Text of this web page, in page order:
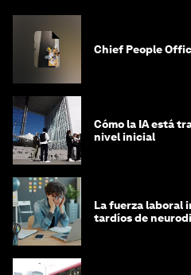
Chief People
Cómo la IA está
nivel inicial
La fuerza laboral
tardíos de